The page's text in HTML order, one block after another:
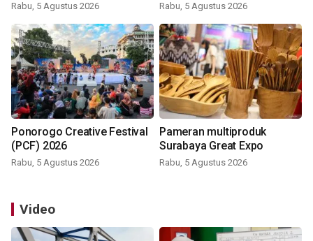
Rabu, 5 Agustus 2026 Rabu, 5 Agustus 2026
Ponorogo Creative Festival
(PCF) 2026
Rabu, 5 Agustus 2026
Pameran multiproduk
Surabaya Great Expo
Rabu, 5 Agustus 2026
Video